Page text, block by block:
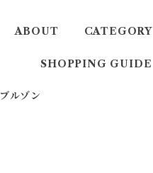
ABOUT CATEGORY
SHOPPING GUIDE
ブルゾン